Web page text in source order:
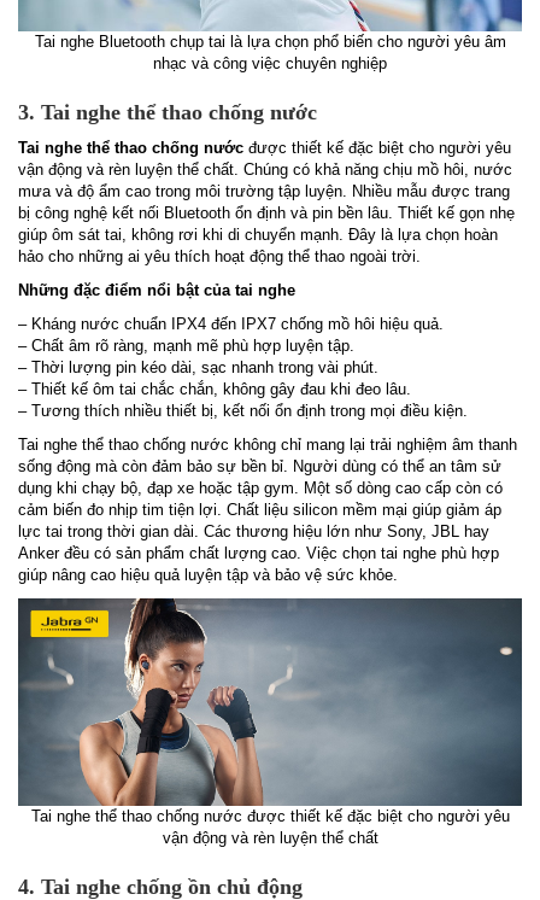
Tai nghe Bluetooth chụp tai là lựa chọn phổ biến cho người yêu âm
nhạc và công việc chuyên nghiệp
3. Tai nghe thể thao chống nước
Tai nghe thể thao chống nước được thiết kế đặc biệt cho người yêu
vận động và rèn luyện thể chất. Chúng có khả năng chịu mồ hôi, nước
mưa và độ ẩm cao trong môi trường tập luyện. Nhiều mẫu được trang
bị công nghệ kết nối Bluetooth ổn định và pin bền lâu. Thiết kế gọn nhẹ
giúp ôm sát tai, không rơi khi di chuyển mạnh. Đây là lựa chọn hoàn
hảo cho những ai yêu thích hoạt động thể thao ngoài trời.
Những đặc điểm nổi bật của tai nghe
– Kháng nước chuẩn IPX4 đến IPX7 chống mồ hôi hiệu quả.
– Chất âm rõ ràng, mạnh mẽ phù hợp luyện tập.
– Thời lượng pin kéo dài, sạc nhanh trong vài phút.
– Thiết kế ôm tai chắc chắn, không gây đau khi đeo lâu.
– Tương thích nhiều thiết bị, kết nối ổn định trong mọi điều kiện.
Tai nghe thể thao chống nước không chỉ mang lại trải nghiệm âm thanh
sống động mà còn đảm bảo sự bền bỉ. Người dùng có thể an tâm sử
dụng khi chạy bộ, đạp xe hoặc tập gym. Một số dòng cao cấp còn có
cảm biến đo nhịp tim tiện lợi. Chất liệu silicon mềm mại giúp giảm áp
lực tai trong thời gian dài. Các thương hiệu lớn như Sony, JBL hay
Anker đều có sản phẩm chất lượng cao. Việc chọn tai nghe phù hợp
giúp nâng cao hiệu quả luyện tập và bảo vệ sức khỏe.
Tai nghe thể thao chống nước được thiết kế đặc biệt cho người yêu
vận động và rèn luyện thể chất
4. Tai nghe chống ồn chủ động